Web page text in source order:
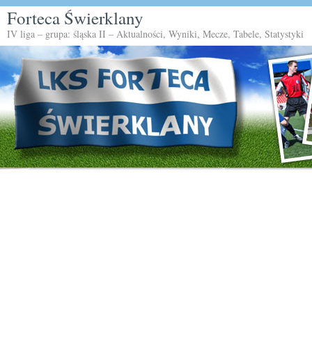
Forteca Świerklany
IV liga – grupa: śląska II – Aktualności, Wyniki, Mecze, Tabele, Statystyki